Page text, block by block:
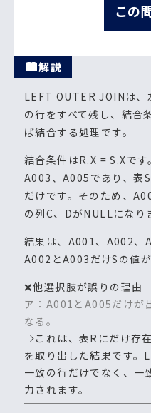
この
解説
LEFT OUTER JOINは、
の行をすべて残し、結合
ば結合する処理です。
結合条件はR.X = S.Xで
A003、A005であり、表
だけです。そのため、
の列C、DがNULLになり
結果は、A001、A002、
A002とA003だけSの値が
❌他選択肢が誤りの理由
ア：A001とA005だけが
なる。
⇒これは、表Rにだけ存
を取り出した結果です
一致の行だけでなく、
力されます。